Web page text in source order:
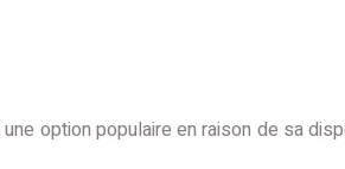
option populaire en raison de sa